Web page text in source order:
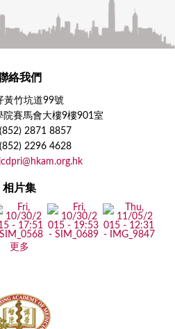
絡我們
黃竹坑道99號
院賽馬會大樓9樓901室
2871 8857
2296 4628
相片集
更多